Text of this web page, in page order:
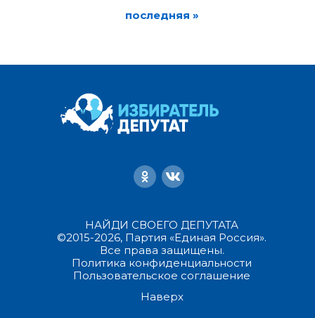
последняя »
НАЙДИ СВОЕГО ДЕПУТАТА
©2015-2026, Партия «Единая Россия».
Все права защищены.
Политика конфиденциальности
Пользовательское соглашение
Наверх